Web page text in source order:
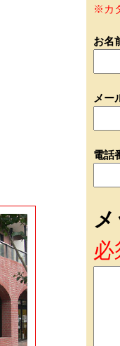
※カ
お名
メー
電話
必